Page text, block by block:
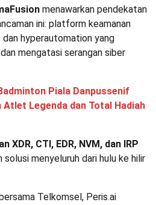
menawarkan pendekatan
ini: platform keamanan
hyperautomation yang
mengatasi serangan siber
Piala Danpussenif
Atlet Legenda dan Total Hadiah
XDR, CTI, EDR, NVM, dan IRP
solusi menyeluruh dari hulu ke hilir
Telkomsel, Peris.ai